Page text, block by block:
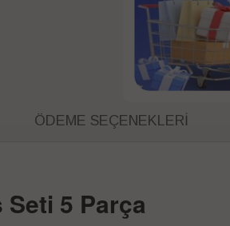
ÖDEME SEÇENEKLERI
5 Parça